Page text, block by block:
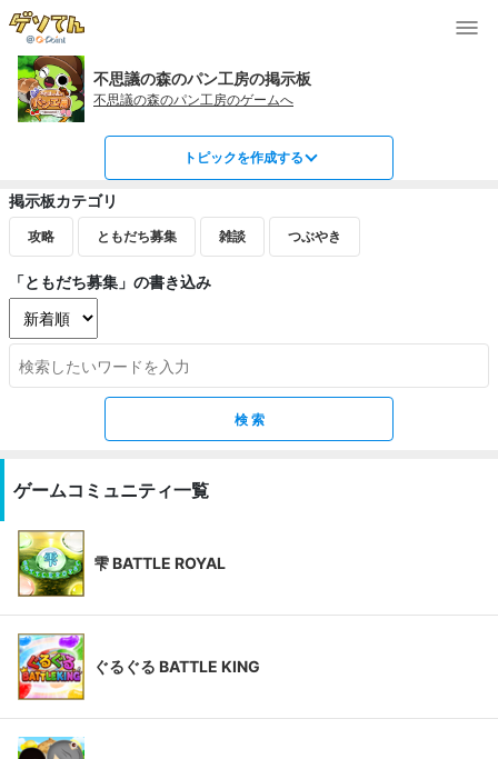
不思議の森のパン工房の掲示板
不思議の森のパン工房のゲームへ
トピックを作成する
掲示板カテゴリ
攻略 ともだち募集 雑談 つぶやき
「ともだち募集」の書き込み
ゲームコミュニティ一覧
雫 BATTLE ROYAL
ぐるぐる BATTLE KING